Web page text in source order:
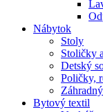
Nábytok
Stoly
Stoličky
Detský
Poličky,
Bytový textil